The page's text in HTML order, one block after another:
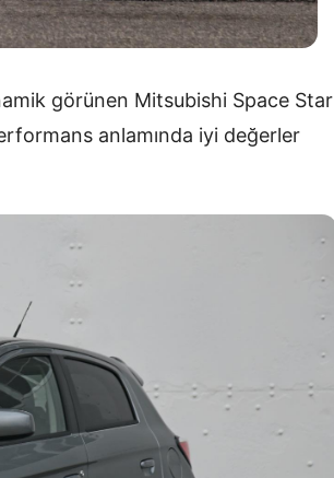
görünen Mitsubishi Space Star
anlamında iyi değerler